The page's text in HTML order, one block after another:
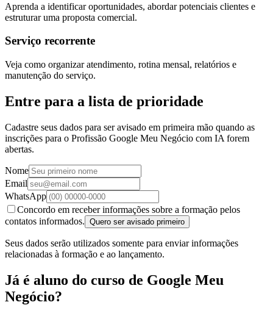
Aprenda a identificar oportunidades, abordar potenciais clientes e
estruturar uma proposta comercial.
Serviço recorrente
Veja como organizar atendimento, rotina mensal, relatórios e
manutenção do serviço.
Entre para a lista de prioridade
Cadastre seus dados para ser avisado em primeira mão quando as
inscrições para o Profissão Google Meu Negócio com IA forem
abertas.
Nome
Email
WhatsApp
Concordo em receber informações sobre a formação pelos
contatos informados. Quero ser avisado primeiro
Seus dados serão utilizados somente para enviar informações
relacionadas à formação e ao lançamento.
Já é aluno do curso de Google Meu
Negócio?